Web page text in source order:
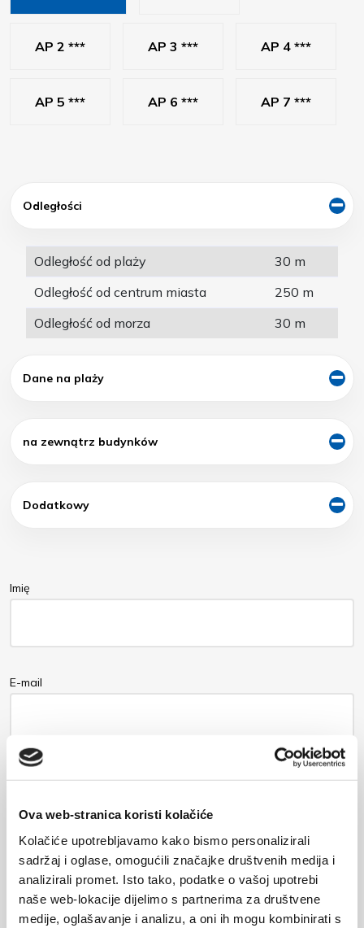
Ova web-stranica koristi kolačiće
Kolačiće upotrebljavamo kako bismo personalizirali
sadržaj i oglase, omogućili značajke društvenih medija i
analizirali promet. Isto tako, podatke o vašoj upotrebi
naše web-lokacije dijelimo s partnerima za društvene
medije, oglašavanje i analizu, a oni ih mogu kombinirati s
AP 2 *** AP 3 *** AP 4 ***
AP 5 *** AP 6 *** AP 7 ***
Odległości
Odległość od plaży
30 m
Odległość od centrum miasta
250 m
Odległość od morza
30 m
Dane na plaży
na zewnątrz budynków
Dodatkowy
Imię
E-mail
Wiadomość